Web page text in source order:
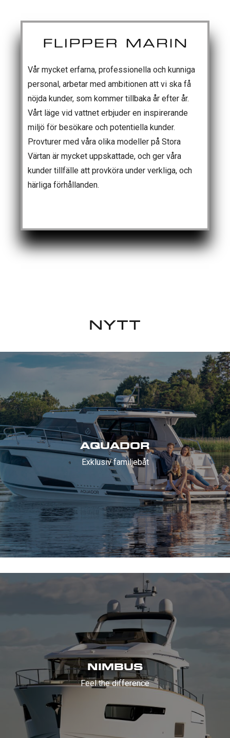
Vår mycket erfarna, professionella och kunniga
personal, arbetar med ambitionen att vi ska få
nöjda kunder, som kommer tillbaka år efter år.
Vårt läge vid vattnet erbjuder en inspirerande
miljö för besökare och potentiella kunder.
Provturer med våra olika modeller på Stora
Värtan är mycket uppskattade, och ger våra
kunder tillfälle att provköra under verkliga, och
härliga förhållanden.
NYTT
AQUADOR
Exklusiv familjebåt
NIMBUS
Feel the difference